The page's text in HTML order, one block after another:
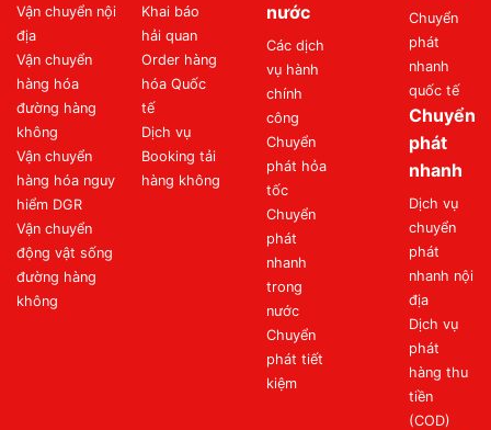
Vận chuyển nội
địa
Vận chuyển
hàng hóa
đường hàng
không
Vận chuyển
hàng hóa nguy
hiểm DGR
Vận chuyển
động vật sống
đường hàng
không
Khai báo
hải quan
Order hàng
hóa Quốc
tế
Dịch vụ
Booking tải
hàng không
nước
Các dịch
vụ hành
chính
công
Chuyển
phát hỏa
tốc
Chuyển
phát
nhanh
trong
nước
Chuyển
phát tiết
kiệm
Chuyển
phát
nhanh
quốc tế
Chuyển
phát
nhanh
Dịch vụ
chuyển
phát
nhanh nội
địa
Dịch vụ
phát
hàng thu
tiền
(COD)